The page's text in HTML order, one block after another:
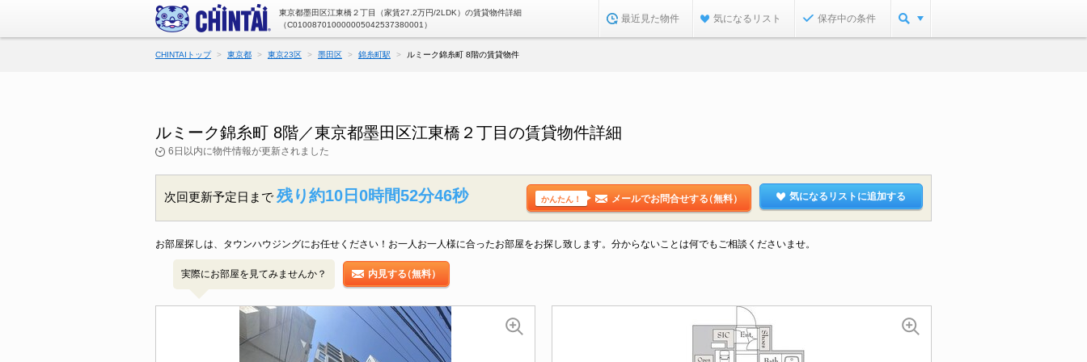
東京都墨田区江東橋２丁目（家賃27.2万円/2LDK）の賃貸物件詳細
（C010087010000005042537380001）
最近見た物件 気になるリスト 保存中の条件
CHINTAIトップ 東京都 東京23区 墨田区 錦糸町駅 ルミーク錦糸町 8階の賃貸物件
ルミーク錦糸町 8階／東京都墨田区江東橋２丁目の賃貸物件詳細
6日以内に物件情報が更新されました
次回更新予定日まで 残り約10日0時間52分46秒 かんたん！ メールでお問合せする（無料） 気になるリストに追加する
お部屋探しは、タウンハウジングにお任せください！お一人お一人様に合ったお部屋をお探し致します。分からないことは何でもご相談くださいませ。
実際にお部屋を見てみませんか？ 内見する（無料）